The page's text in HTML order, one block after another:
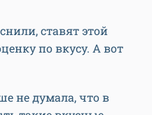
ставят этой
по вкусу. А вот
не думала, что в